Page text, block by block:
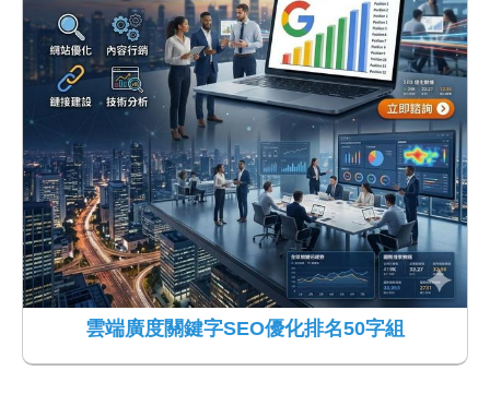
雲端廣度關鍵字SEO優化排名50字組